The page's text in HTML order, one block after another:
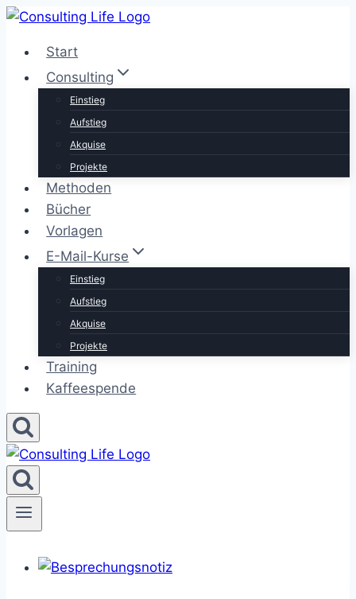
Zum
springenStart
Consulting
Einstieg
Aufstieg
Akquise
Projekte
Methoden
Bücher
Vorlagen
E-Mail-Kurse
Einstieg
Aufstieg
Akquise
Projekte
Training
Kaffeespende